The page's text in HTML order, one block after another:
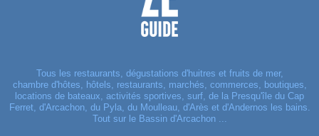
Tous les restaurants, dégustations d'huitres et fruits de mer,
chambre d'hôtes, hôtels, restaurants, marchés, commerces, boutiques,
locations de bateaux, activités sportives, surf, de la Presqu'île du Cap
Ferret, d'Arcachon, du Pyla, du Moulleau, d'Arès et d'Andernos les bains.
Tout sur le Bassin d'Arcachon ...